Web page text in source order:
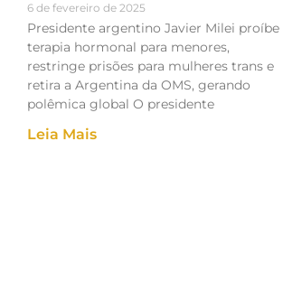
6 de fevereiro de 2025
Presidente argentino Javier Milei proíbe
terapia hormonal para menores,
restringe prisões para mulheres trans e
retira a Argentina da OMS, gerando
polêmica global O presidente
Leia Mais